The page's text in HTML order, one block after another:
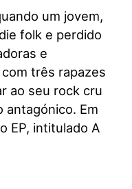
um jovem,
folk e perdido
e
três rapazes
ao seu rock cru
antagónico. Em
EP, intitulado A